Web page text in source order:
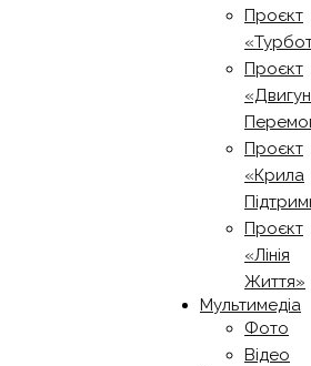
Проєкт
Проєкт
Проєкт
«Крила
Проєкт
«Лінія
Життя»
Мультимедіа
Фото
Відео